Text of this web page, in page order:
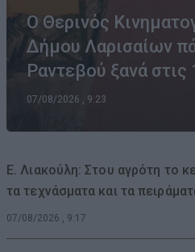
Ο Θερινός
Δήμου Λαρισαίων
Ραντεβού ξανά
07/08/2026 , 9:23
Ε. Λιακούλη: Στου αγρότη το
τα τεχνάσματα και τα
07/08/2026 , 9:17